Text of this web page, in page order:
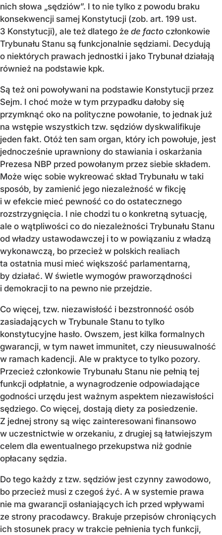
nich słowa „sędziów”. I to nie tylko z powodu braku
konsekwencji samej Konstytucji (zob. art. 199 ust.
3 Konstytucji), ale też dlatego że de facto członkowie
Trybunału Stanu są funkcjonalnie sędziami. Decydują
o niektórych prawach jednostki i jako Trybunał działają
również na podstawie kpk.
Są też oni powoływani na podstawie Konstytucji przez
Sejm. I choć może w tym przypadku dałoby się
przymknąć oko na polityczne powołanie, to jednak już
na wstępie wszystkich tzw. sędziów dyskwalifikuje
jeden fakt. Otóż ten sam organ, który ich powołuje, jest
jednocześnie uprawniony do stawiania i oskarżania
Prezesa NBP przed powołanym przez siebie składem.
Może więc sobie wykreować skład Trybunału w taki
sposób, by zamienić jego niezależność w fikcję
i w efekcie mieć pewność co do ostatecznego
rozstrzygnięcia. I nie chodzi tu o konkretną sytuację,
ale o wątpliwości co do niezależności Trybunału Stanu
od władzy ustawodawczej i to w powiązaniu z władzą
wykonawczą, bo przecież w polskich realiach
ta ostatnia musi mieć większość parlamentarną,
by działać. W świetle wymogów praworządności
i demokracji to na pewno nie przejdzie.
Co więcej, tzw. niezawisłość i bezstronność osób
zasiadających w Trybunale Stanu to tylko
konstytucyjne hasło. Owszem, jest kilka formalnych
gwarancji, w tym nawet immunitet, czy nieusuwalność
w ramach kadencji. Ale w praktyce to tylko pozory.
Przecież członkowie Trybunału Stanu nie pełnią tej
funkcji odpłatnie, a wynagrodzenie odpowiadające
godności urzędu jest ważnym aspektem niezawisłości
sędziego. Co więcej, dostają diety za posiedzenie.
Z jednej strony są więc zainteresowani finansowo
w uczestnictwie w orzekaniu, z drugiej są łatwiejszym
celem dla ewentualnego przekupstwa niż godnie
opłacany sędzia.
Do tego każdy z tzw. sędziów jest czynny zawodowo,
bo przecież musi z czegoś żyć. A w systemie prawa
nie ma gwarancji osłaniających ich przed wpływami
ze strony pracodawcy. Brakuje przepisów chroniących
ich stosunek pracy w trakcie pełnienia tych funkcji,